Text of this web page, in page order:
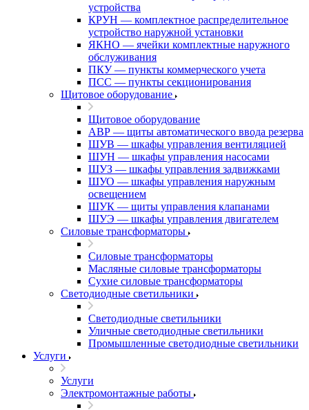
устройства
КРУН — комплектное распределительное
устройство наружной установки
ЯКНО — ячейки комплектные наружного
обслуживания
ПКУ — пункты коммерческого учета
ПСС — пункты секционирования
Щитовое оборудование
Щитовое оборудование
АВР — щиты автоматического ввода резерва
ШУВ — шкафы управления вентиляцией
ШУН — шкафы управления насосами
ШУЗ — шкафы управления задвижками
ШУО — шкафы управления наружным
освещением
ШУК — щиты управления клапанами
ШУЭ — шкафы управления двигателем
Силовые трансформаторы
Силовые трансформаторы
Масляные силовые трансформаторы
Сухие силовые трансформаторы
Светодиодные светильники
Светодиодные светильники
Уличные светодиодные светильники
Промышленные светодиодные светильники
Услуги
Услуги
Электромонтажные работы